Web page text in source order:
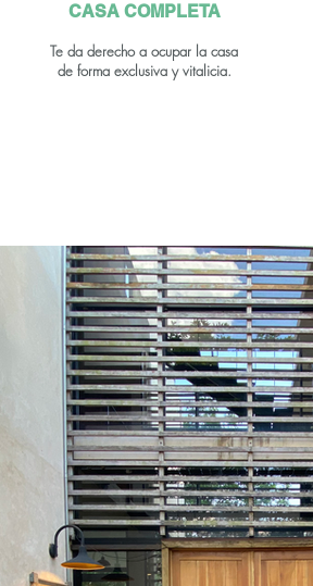
CASA COMPLETA
Te da derecho a ocupar la casa
de forma exclusivay vitalicia.